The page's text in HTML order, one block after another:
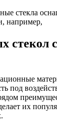
стекла
например,
стекол
под
их